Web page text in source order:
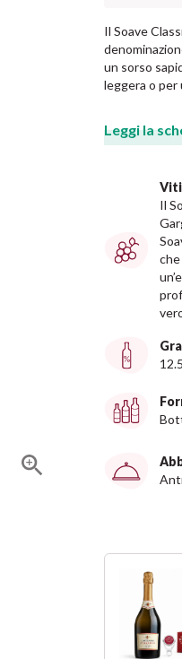
Il Soave
un sorso
leggera o
Leggi la
Il